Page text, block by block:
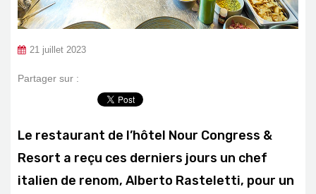
21 juillet 2023
Partager sur :
Le restaurant de l’hôtel Nour Congress &
Resort a reçu ces derniers jours un chef
italien de renom, Alberto Rasteletti, pour un